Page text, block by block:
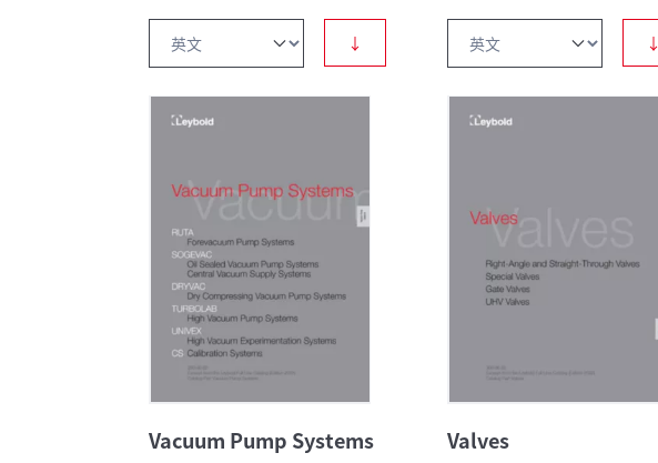
↓ ↓
Vacuum Pump Systems Valves